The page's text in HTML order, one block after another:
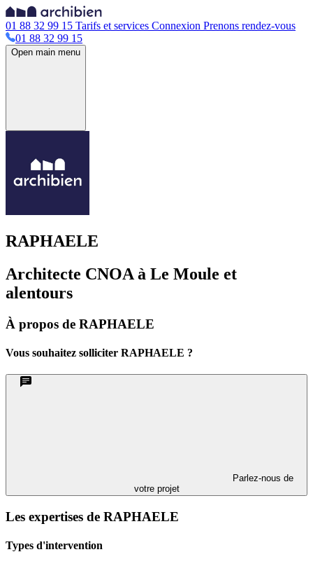
01 88 32 99 15 Tarifs et services Connexion Prenons rendez-vous
01 88 32 99 15
Open main menu
RAPHAELE
Architecte CNOA à Le Moule et
alentours
À propos de RAPHAELE
Vous souhaitez solliciter RAPHAELE ?
Parlez-nous de
votre projet
Les expertises de RAPHAELE
Types d'intervention